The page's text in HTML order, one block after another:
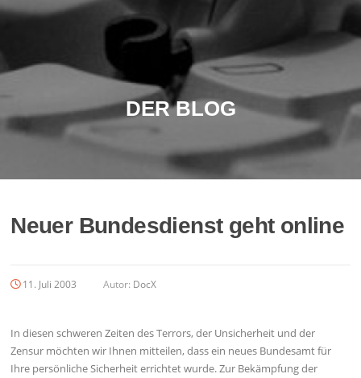
DER BLOG
Neuer Bundesdienst geht online
11. Juli 2003 Autor: DocX
In diesen schweren Zeiten des Terrors, der Unsicherheit und der
Zensur möchten wir Ihnen mitteilen, dass ein neues Bundesamt für
Ihre persönliche Sicherheit errichtet wurde. Zur Bekämpfung der